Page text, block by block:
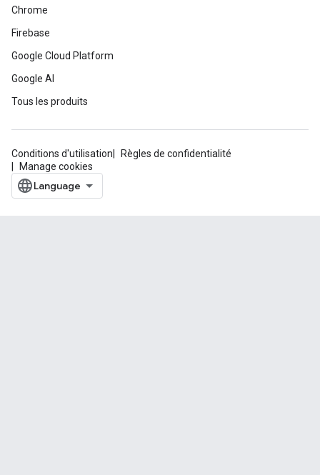
Chrome
Firebase
Google Cloud Platform
Google AI
Tous les produits
Conditions d'utilisation
Règles de confidentialité
Manage cookies